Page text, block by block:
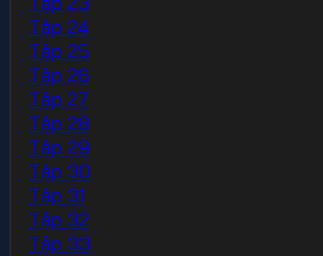
Tập 24
Tập 25
Tập 26
Tập 27
Tập 28
Tập 29
Tập 30
Tập 31
Tập 32
Tập 33